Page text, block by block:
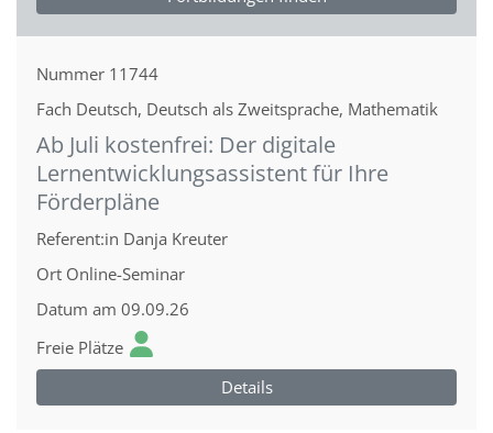
Nummer 11744
Fach Deutsch, Deutsch als Zweitsprache, Mathematik
Ab Juli kostenfrei: Der digitale
Lernentwicklungsassistent für Ihre
Förderpläne
Referent:in Danja Kreuter
Ort Online-Seminar
Datum am 09.09.26
Freie Plätze
Details